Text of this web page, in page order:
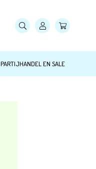
PARTIJHANDEL EN SALE